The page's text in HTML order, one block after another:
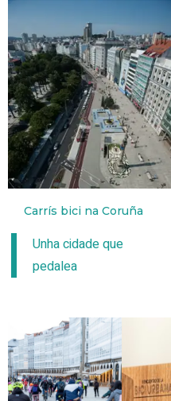
Carrís bici na Coruña
Unha cidade que
pedalea